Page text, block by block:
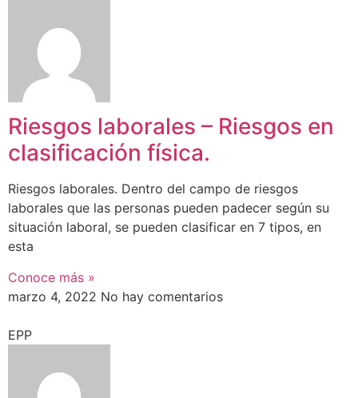
Riesgos laborales – Riesgos en
clasificación física.
Riesgos laborales. Dentro del campo de riesgos
laborales que las personas pueden padecer según su
situación laboral, se pueden clasificar en 7 tipos, en
esta
Conoce más »
marzo 4, 2022 No hay comentarios
EPP